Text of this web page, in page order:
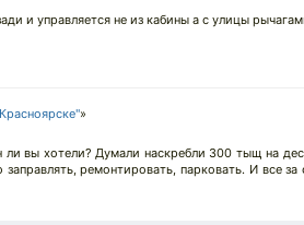
и управляется не из кабины а с улицы
»
вы хотели? Думали наскребли 300 тыщ на
ремонтировать, парковать. И все